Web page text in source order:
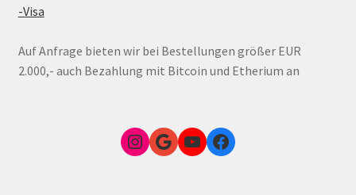
-Visa
Auf Anfrage bieten wir bei Bestellungen größer EUR
2.000,- auch Bezahlung mit Bitcoin und Etherium an
Instagram
Google Link zum FunShop WienYouTubeFacebook